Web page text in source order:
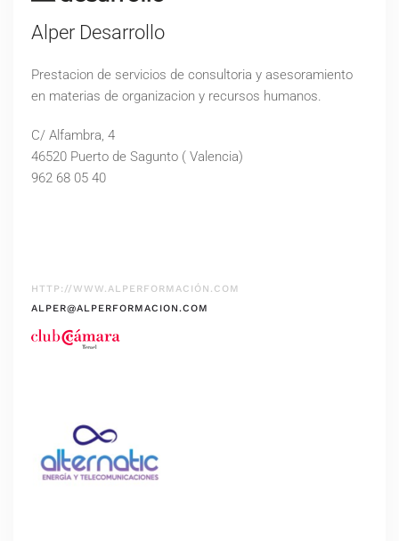
Alper Desarrollo
Prestacion de servicios de consultoria y asesoramiento
en materias de organizacion y recursos humanos.
C/ Alfambra, 4
46520 Puerto de Sagunto ( Valencia)
962 68 05 40
HTTP://WWW.ALPERFORMACIÓN.COM
ALPER@ALPERFORMACION.COM